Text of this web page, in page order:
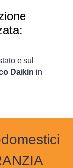
e sul
Daikin in